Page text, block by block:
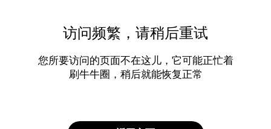
访问频繁，请稍后重试
您所要访问的页面不在这儿，它可能正忙着
刷牛牛圈，稍后就能恢复正常